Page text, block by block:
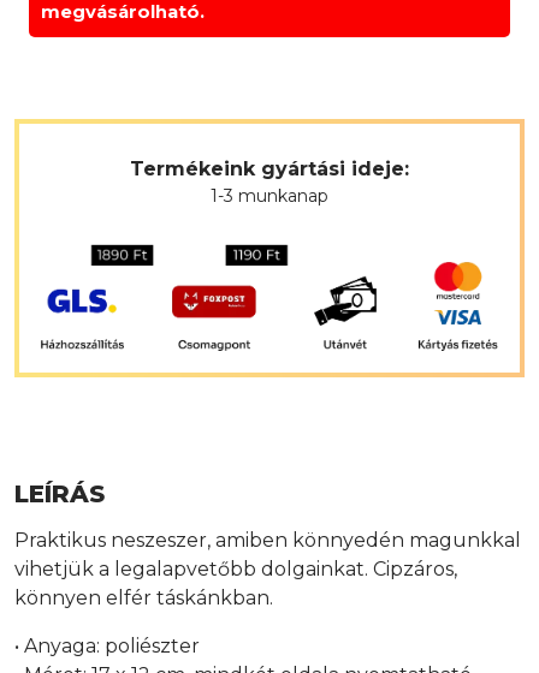
megvásárolható.
Termékeink gyártási ideje:
1-3 munkanap
LEÍRÁS
Praktikus neszeszer, amiben könnyedén magunkkal
vihetjük a legalapvetőbb dolgainkat. Cipzáros,
könnyen elfér táskánkban.
• Anyaga: poliészter